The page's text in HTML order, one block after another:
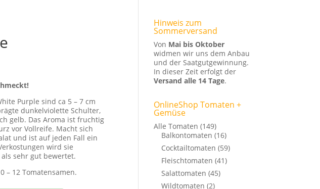
Purple sind ca 5 – 7 cm
dunkelviolette Schulter,
gelb. Das Aroma ist fruchtig
vor Vollreife. Macht sich
und ist auf jeden Fall ein
wird sie
sehr gut bewertet.
– 12 Tomatensamen.
Hinweis zum
Sommerversand
Von Mai bis Oktober
widmen wir uns dem Anbau
und der Saatgutgewinnung.
In dieser Zeit erfolgt der
Versand alle 14 Tage.
OnlineShop Tomaten +
Gemüse
Alle Tomaten (149)
Balkontomaten (16)
Cocktailtomaten (59)
Fleischtomaten (41)
Salattomaten (45)
Wildtomaten (2)